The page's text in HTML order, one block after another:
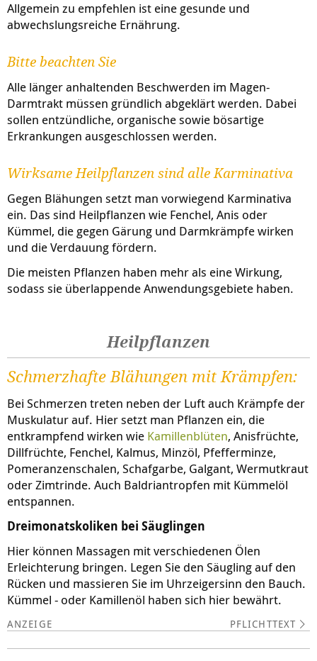
Allgemein zu empfehlen ist eine gesunde und
abwechslungsreiche Ernährung.
Bitte beachten Sie
Alle länger anhaltenden Beschwerden im Magen-
Darmtrakt müssen gründlich abgeklärt werden. Dabei
sollen entzündliche, organische sowie bösartige
Erkrankungen ausgeschlossen werden.
Wirksame Heilpflanzen sind alle Karminativa
Gegen Blähungen setzt man vorwiegend Karminativa
ein. Das sind Heilpflanzen wie Fenchel, Anis oder
Kümmel, die gegen Gärung und Darmkrämpfe wirken
und die Verdauung fördern.
Die meisten Pflanzen haben mehr als eine Wirkung,
sodass sie überlappende Anwendungsgebiete haben.
Heilpflanzen
Schmerzhafte Blähungen mit Krämpfen:
Bei Schmerzen treten neben der Luft auch Krämpfe der
Muskulatur auf. Hier setzt man Pflanzen ein, die
entkrampfend wirken wie Kamillenblüten, Anisfrüchte,
Dillfrüchte, Fenchel, Kalmus, Minzöl, Pfefferminze,
Pomeranzenschalen, Schafgarbe, Galgant, Wermutkraut
oder Zimtrinde. Auch Baldriantropfen mit Kümmelöl
entspannen.
Dreimonatskoliken bei Säuglingen
Hier können Massagen mit verschiedenen Ölen
Erleichterung bringen. Legen Sie den Säugling auf den
Rücken und massieren Sie im Uhrzeigersinn den Bauch.
Kümmel - oder Kamillenöl haben sich hier bewährt.
PFLICHTTEXT